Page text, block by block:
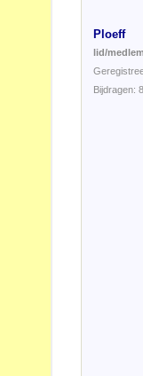
Ploeff
lid/medlem
Bijdragen: